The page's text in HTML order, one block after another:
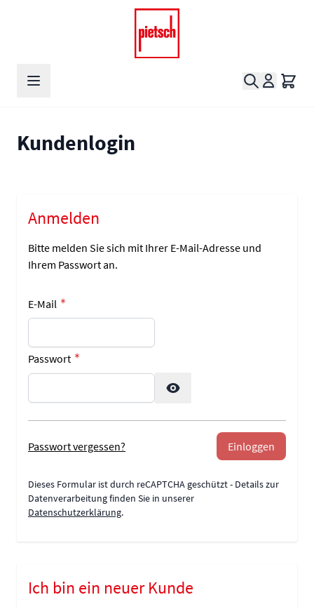
Suche
Kundenlogin
Anmelden
Bitte melden Sie sich mit Ihrer E-Mail-Adresse und
Ihrem Passwort an.
E-Mail
Passwort
Einloggen
Passwort vergessen?
Dieses Formular ist durch reCAPTCHA geschützt - Details zur
Datenverarbeitung finden Sie in unserer
Datenschutzerklärung.
Ich bin ein neuer Kunde